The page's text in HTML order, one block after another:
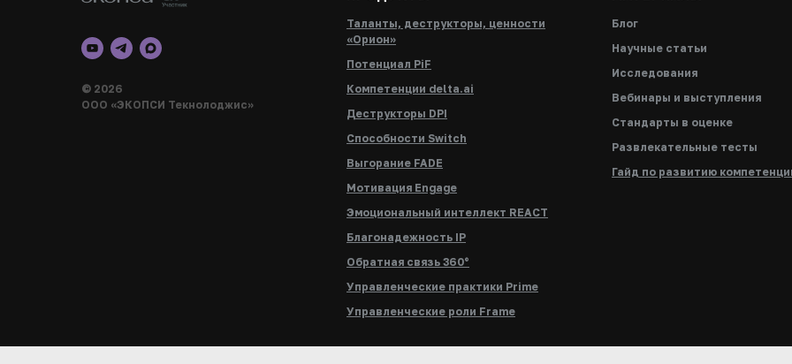
© 2026
ООО «ЭКОПСИ Текнолоджис»
Таланты, деструкторы, ценности
«Орион»
Потенциал PiF
Компетенции delta.ai
Деструкторы DPI
Способности Switch
Выгорание FADE
Мотивация Engage
Эмоциональный интеллект REACT
Благонадежность IP
Обратная связь 360°
Управленческие практики Prime
Управленческие роли Frame
Блог
Научные статьи
Исследования
Вебинары и выступления
Стандарты в оценке
Развлекательные тесты
Гайд по развитию